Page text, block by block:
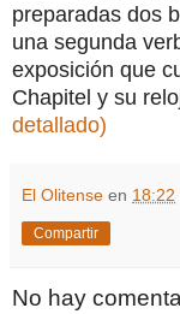
preparadas dos
una segunda
exposición que
Chapitel y su
detallado)
El Olitense en 18:22
Compartir
No hay